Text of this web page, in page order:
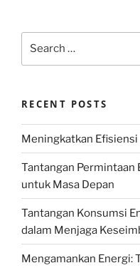
RECENT POSTS
Meningkatkan
Tantangan Permintaan
untuk Masa Depan
Tantangan Konsumsi
dalam Menjaga
Mengamankan Energi: